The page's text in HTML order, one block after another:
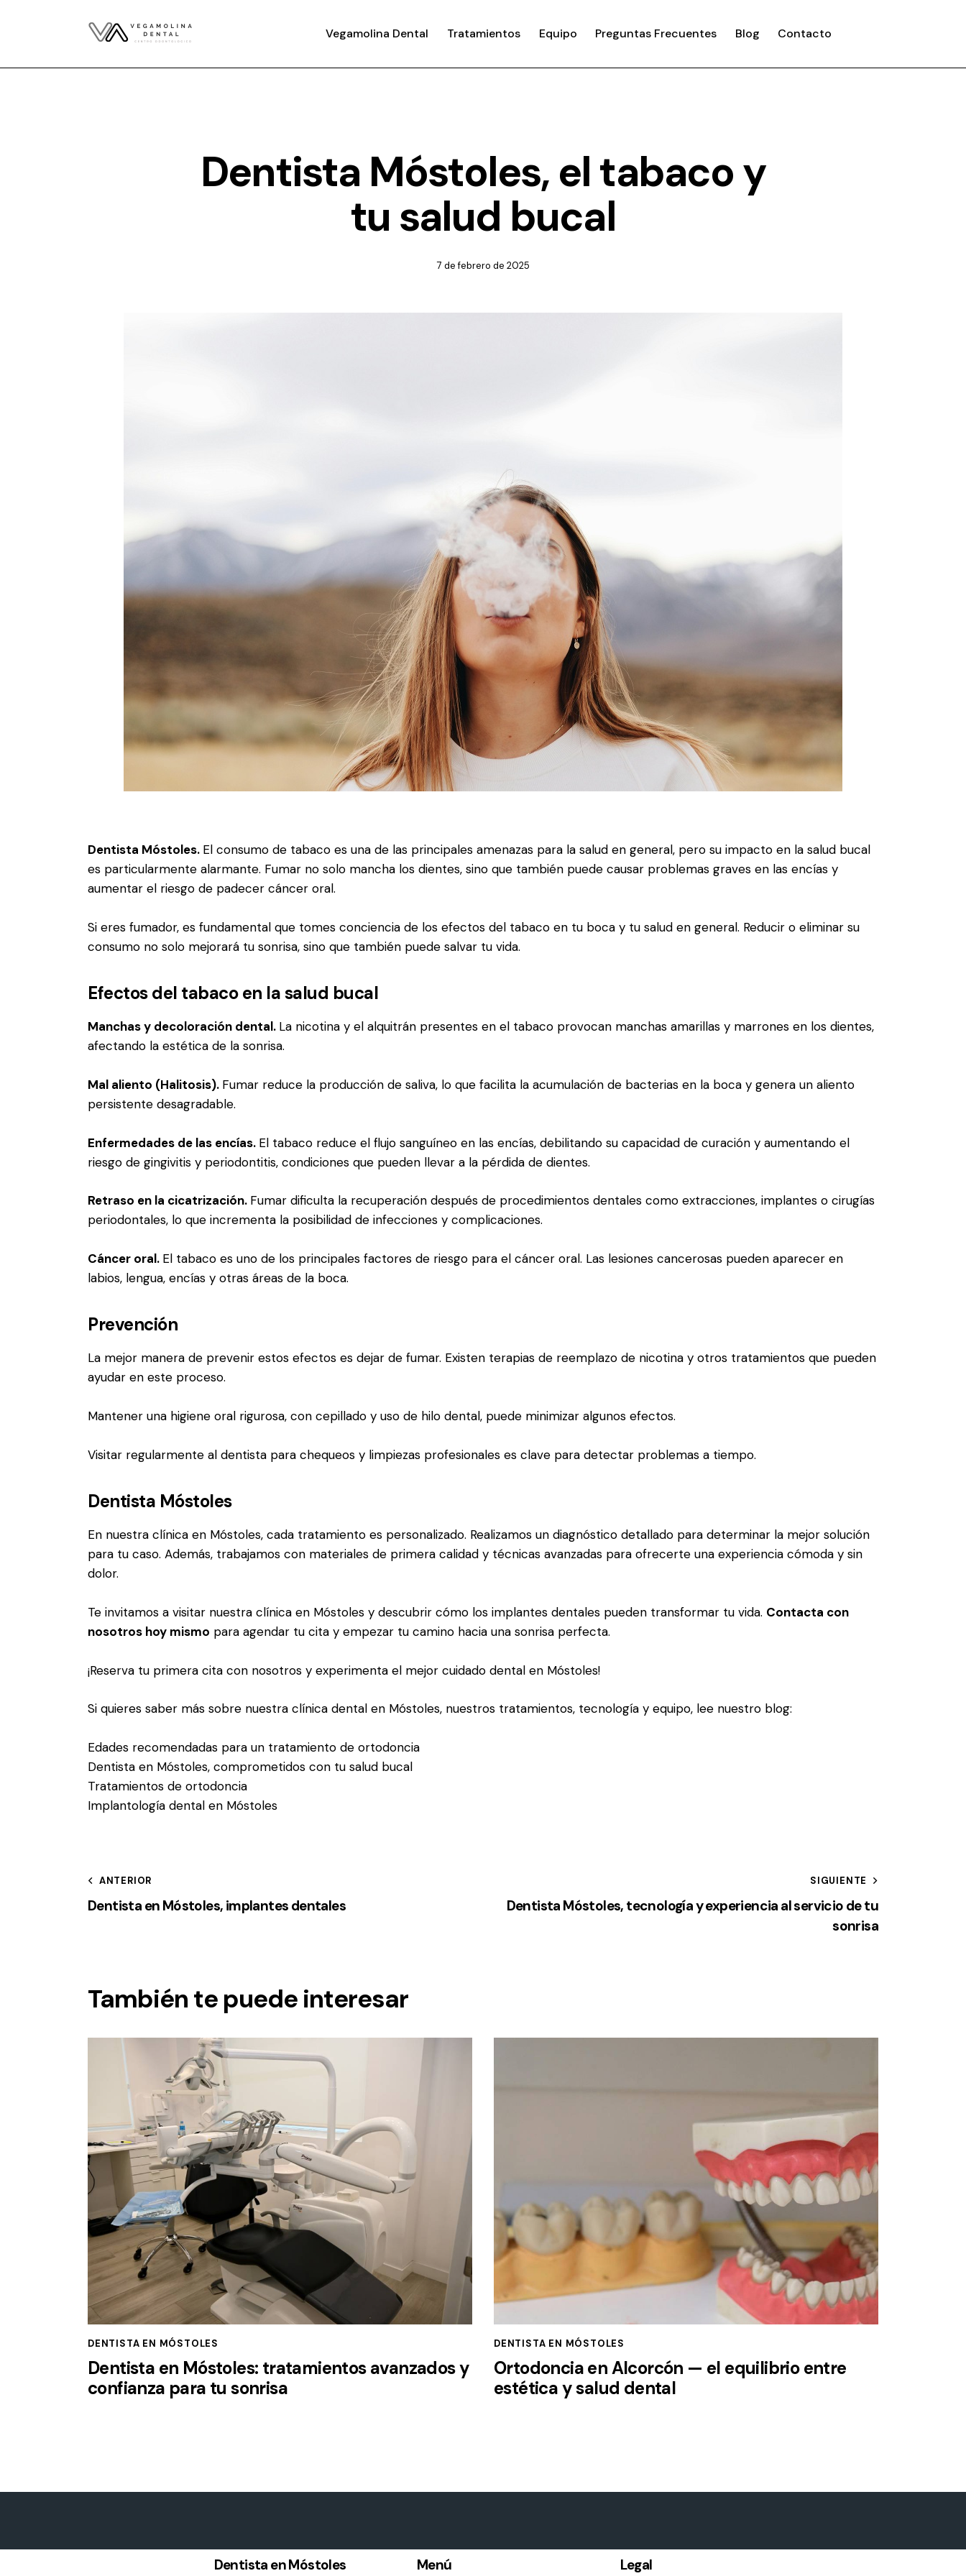
Vegamolina Dental Tratamientos Equipo Preguntas Frecuentes Blog Contacto
Dentista Móstoles, el tabaco y
tu salud bucal
7 de febrero de 2025
Dentista Móstoles. El consumo de tabaco es una de las principales amenazas para la salud en general, pero su impacto en la salud bucal
es particularmente alarmante. Fumar no solo mancha los dientes, sino que también puede causar problemas graves en las encías y
aumentar el riesgo de padecer cáncer oral.
Si eres fumador, es fundamental que tomes conciencia de los efectos del tabaco en tu boca y tu salud en general. Reducir o eliminar su
consumo no solo mejorará tu sonrisa, sino que también puede salvar tu vida.
Efectos del tabaco en la salud bucal
Manchas y decoloración dental. La nicotina y el alquitrán presentes en el tabaco provocan manchas amarillas y marrones en los dientes,
afectando la estética de la sonrisa.
Mal aliento (Halitosis). Fumar reduce la producción de saliva, lo que facilita la acumulación de bacterias en la boca y genera un aliento
persistente desagradable.
Enfermedades de las encías. El tabaco reduce el flujo sanguíneo en las encías, debilitando su capacidad de curación y aumentando el
riesgo de gingivitis y periodontitis, condiciones que pueden llevar a la pérdida de dientes.
Retraso en la cicatrización. Fumar dificulta la recuperación después de procedimientos dentales como extracciones, implantes o cirugías
periodontales, lo que incrementa la posibilidad de infecciones y complicaciones.
Cáncer oral. El tabaco es uno de los principales factores de riesgo para el cáncer oral. Las lesiones cancerosas pueden aparecer en
labios, lengua, encías y otras áreas de la boca.
Prevención
La mejor manera de prevenir estos efectos es dejar de fumar. Existen terapias de reemplazo de nicotina y otros tratamientos que pueden
ayudar en este proceso.
Mantener una higiene oral rigurosa, con cepillado y uso de hilo dental, puede minimizar algunos efectos.
Visitar regularmente al dentista para chequeos y limpiezas profesionales es clave para detectar problemas a tiempo.
Dentista Móstoles
En nuestra clínica en Móstoles, cada tratamiento es personalizado. Realizamos un diagnóstico detallado para determinar la mejor solución
para tu caso. Además, trabajamos con materiales de primera calidad y técnicas avanzadas para ofrecerte una experiencia cómoda y sin
dolor.
Te invitamos a visitar nuestra clínica en Móstoles y descubrir cómo los implantes dentales pueden transformar tu vida. Contacta con
nosotros hoy mismo para agendar tu cita y empezar tu camino hacia una sonrisa perfecta.
¡Reserva tu primera cita con nosotros y experimenta el mejor cuidado dental en Móstoles!
Si quieres saber más sobre nuestra clínica dental en Móstoles, nuestros tratamientos, tecnología y equipo, lee nuestro blog:
Edades recomendadas para un tratamiento de ortodoncia
Dentista en Móstoles, comprometidos con tu salud bucal
Tratamientos de ortodoncia
Implantología dental en Móstoles
ANTERIOR
Dentista en Móstoles, implantes dentales
SIGUIENTE
Dentista Móstoles, tecnología y experiencia al servicio de tu
sonrisa
También te puede interesar
DENTISTA EN MÓSTOLES
Dentista en Móstoles: tratamientos avanzados y
confianza para tu sonrisa
DENTISTA EN MÓSTOLES
Ortodoncia en Alcorcón — el equilibrio entre
estética y salud dental
Dentista en Móstoles Menú Legal